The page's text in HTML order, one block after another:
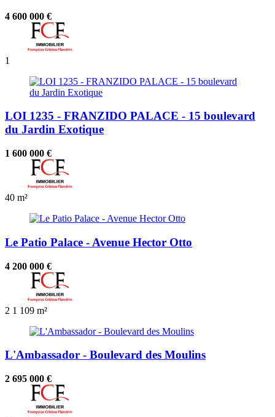
4 600 000 €
1
LOI 1235 - FRANZIDO PALACE - 15 boulevard
du Jardin Exotique
1 600 000 €
40 m²
Le Patio Palace - Avenue Hector Otto
4 200 000 €
2 1 109 m²
L'Ambassador - Boulevard des Moulins
2 695 000 €